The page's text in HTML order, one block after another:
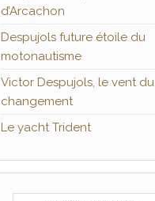
d’Arcachon
Despujols future étoile du
motonautisme
Victor Despujols, le vent du
changement
Le yacht Trident